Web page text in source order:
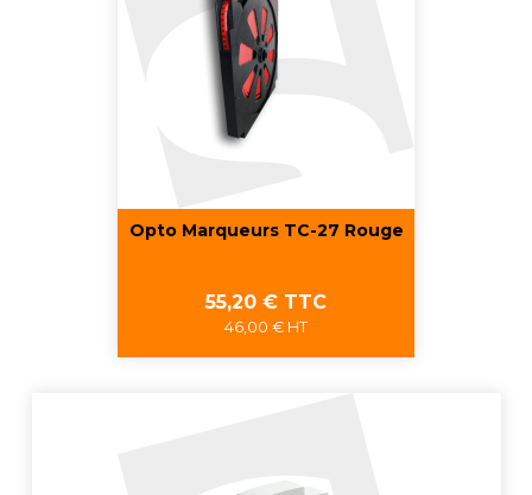
Opto Marqueurs TC-27 Rouge
Prix
55,20 € TTC
46,00 € HT